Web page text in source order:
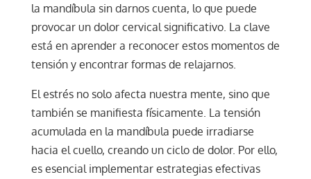
la mandíbula sin darnos cuenta, lo que puede
provocar un dolor cervical significativo. La clave
está en aprender a reconocer estos momentos de
tensión y encontrar formas de relajarnos.
El estrés no solo afecta nuestra mente, sino que
también se manifiesta físicamente. La tensión
acumulada en la mandíbula puede irradiarse
hacia el cuello, creando un ciclo de dolor. Por ello,
es esencial implementar estrategias efectivas